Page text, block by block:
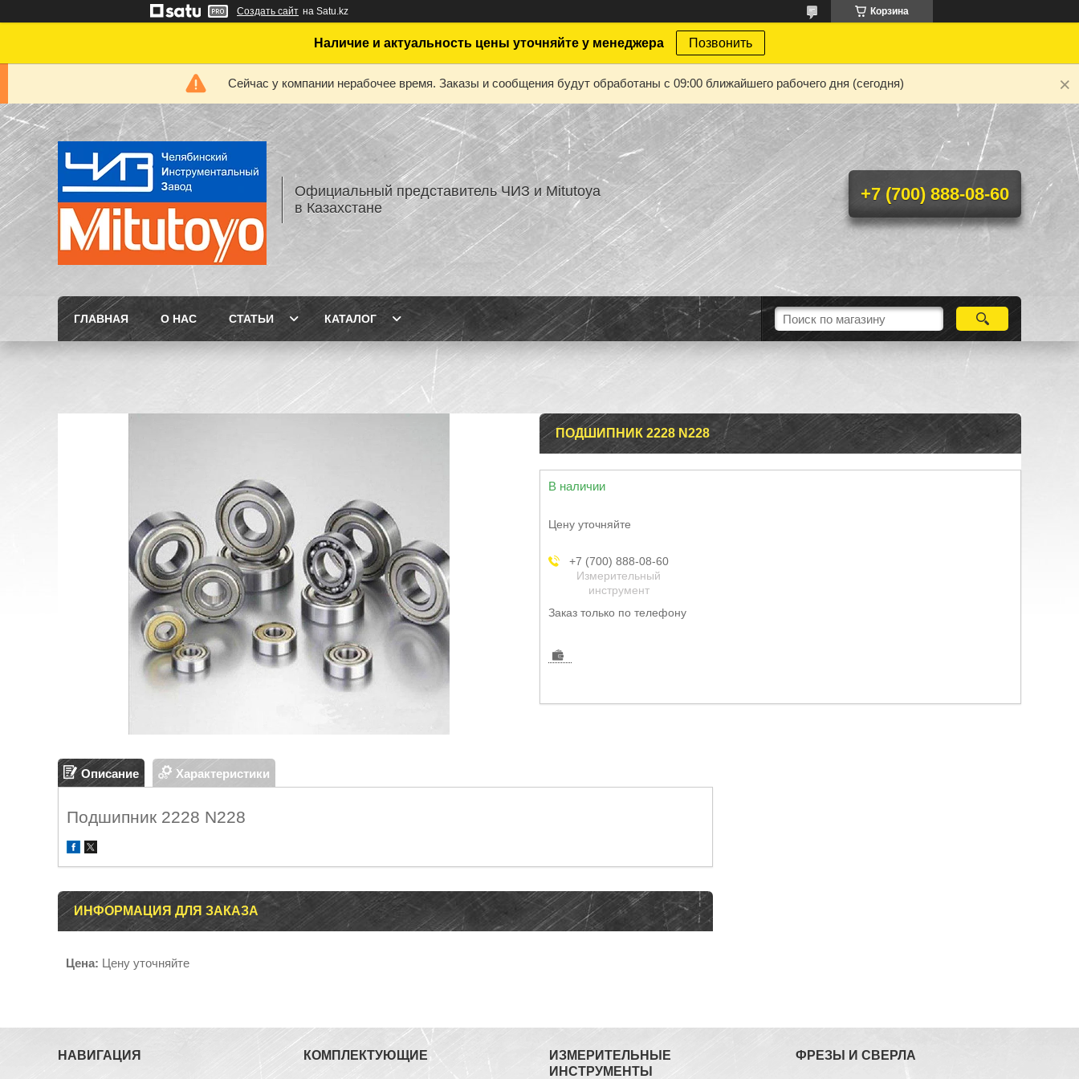
Создать сайт на Satu.kz Корзина
Наличие и актуальность цены уточняйте у менеджера Позвонить
Сейчас у компании нерабочее время. Заказы и сообщения будут обработаны с 09:00 ближайшего рабочего дня (сегодня)
Официальный представитель ЧИЗ и Mitutoya
в Казахстане
+7 (700) 888-08-60
ГЛАВНАЯ О НАС СТАТЬИ КАТАЛОГ
ПОДШИПНИК 2228 N228
В наличии
Цену уточняйте
+7 (700) 888-08-60
Измерительный
инструмент
Заказ только по телефону
Описание Характеристики
Подшипник 2228 N228
ИНФОРМАЦИЯ ДЛЯ ЗАКАЗА
Цена: Цену уточняйте
НАВИГАЦИЯ КОМПЛЕКТУЮЩИЕ
ИЗМЕРИТЕЛЬНЫЕ
ИНСТРУМЕНТЫ
ФРЕЗЫ И СВЕРЛА